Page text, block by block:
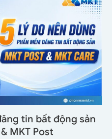
tin bất động sản
MKT Post